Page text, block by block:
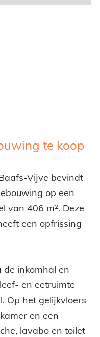
te koop
Vijve bevindt
op een
van 406 m². Deze
een opfrissing
inkomhal en
en eetruimte
Op het gelijkvloers
en een
lavabo en toilet